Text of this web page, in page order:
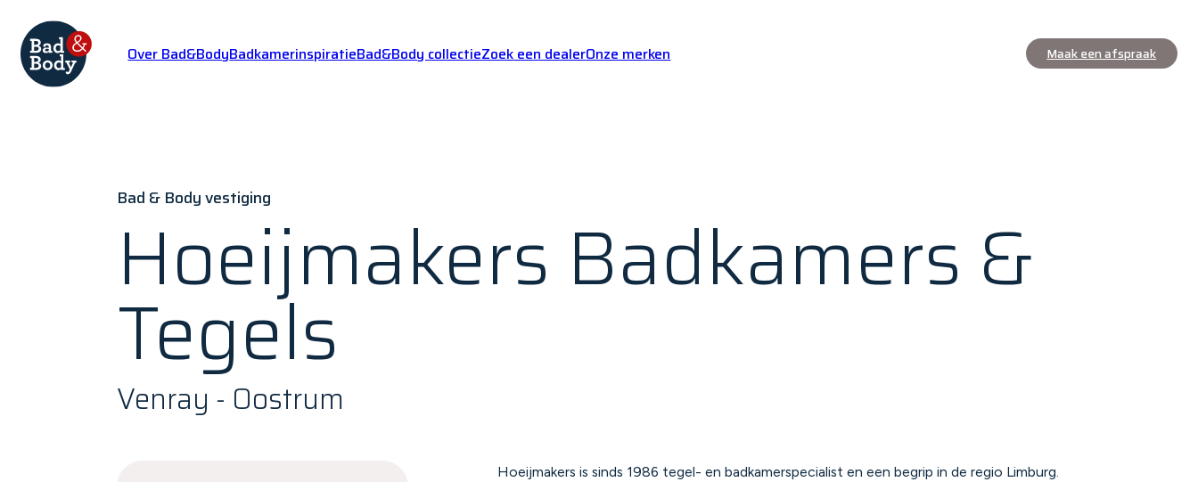
Over Bad&BodyBadkamerinspiratieBad&Body collectieZoek een dealerOnze merken Maak een afspraak
Bad & Body vestiging
Hoeijmakers Badkamers &
Tegels
Venray - Oostrum
Hoeijmakers is sinds 1986 tegel- en badkamerspecialist en een begrip in de regio Limburg.